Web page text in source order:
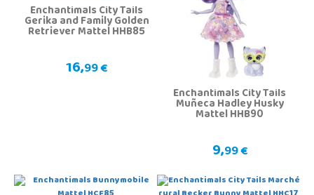
Enchantimals City Tails
Gerika and Family Golden
Retriever Mattel HHB85
16,99 €
Enchantimals City Tails
Muñeca Hadley Husky
Mattel HHB90
9,99 €